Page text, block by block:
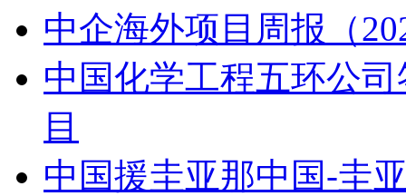
中企海外项目周报（
中国化学工程五环公
目
中国援圭亚那中国-圭